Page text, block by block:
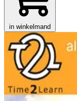
in winkelmand